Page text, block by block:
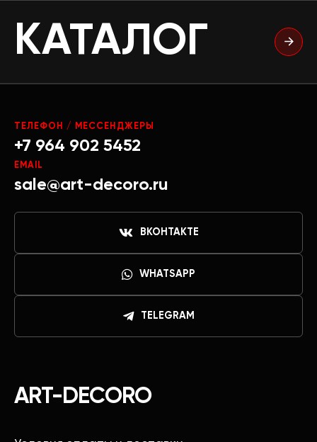
КАТАЛОГ
ART-DECORO
ТЕЛЕФОН / МЕССЕНДЖЕРЫ
+7 964 902 5452
EMAIL
sale@art-decoro.ru
ВКОНТАКТЕ
WHATSAPP
TELEGRAM